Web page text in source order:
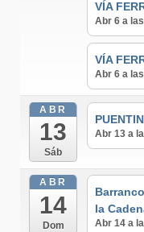
VÍA
Abr 6 a
VÍA
Abr 6 a
ABR
13
Sáb
Abr 13 a
ABR
14
Dom
la
Abr 14 a